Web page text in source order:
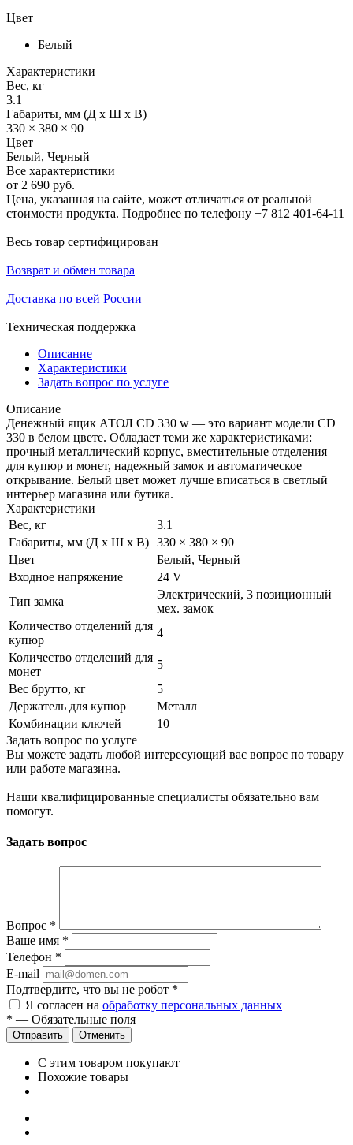
Цвет
Белый
Характеристики
Вес, кг
3.1
Габариты, мм (Д x Ш x В)
330 × 380 × 90
Цвет
Белый, Черный
Все характеристики
от 2 690 руб.
Цена, указанная на сайте, может отличаться от реальной
стоимости продукта. Подробнее по телефону +7 812 401-64-11
Весь товар сертифицирован
Возврат и обмен товара
Доставка по всей России
Техническая поддержка
Описание
Характеристики
Задать вопрос по услуге
Описание
Денежный ящик АТОЛ CD 330 w — это вариант модели CD
330 в белом цвете. Обладает теми же характеристиками:
прочный металлический корпус, вместительные отделения
для купюр и монет, надежный замок и автоматическое
открывание. Белый цвет может лучше вписаться в светлый
интерьер магазина или бутика.
Характеристики
Вес, кг
3.1
Габариты, мм (Д x Ш x В) 330 × 380 × 90
Цвет
Белый, Черный
Входное напряжение
24 V
Тип замка
Электрический, 3 позиционный
мех. замок
Количество отделений для
купюр
4
Количество отделений для
монет
5
Вес брутто, кг
5
Держатель для купюр
Металл
Комбинации ключей
10
Задать вопрос по услуге
Вы можете задать любой интересующий вас вопрос по товару
или работе магазина.
Наши квалифицированные специалисты обязательно вам
помогут.
Задать вопрос
Вопрос *
Ваше имя *
Телефон *
E-mail
Подтвердите, что вы не робот *
Я согласен на обработку персональных данных
* — Обязательные поля
Отправить Отменить
С этим товаром покупают
Похожие товары